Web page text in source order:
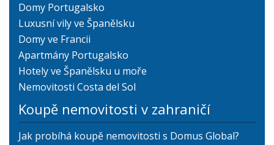
Domy Portugalsko
Luxusní vily ve Španělsku
Domy ve Francii
Apartmány Portugalsko
Hotely ve Španělsku u moře
Nemovitosti Costa del Sol
Koupě nemovitosti v zahraničí
Jak probíhá koupě nemovitosti s Domus Global?